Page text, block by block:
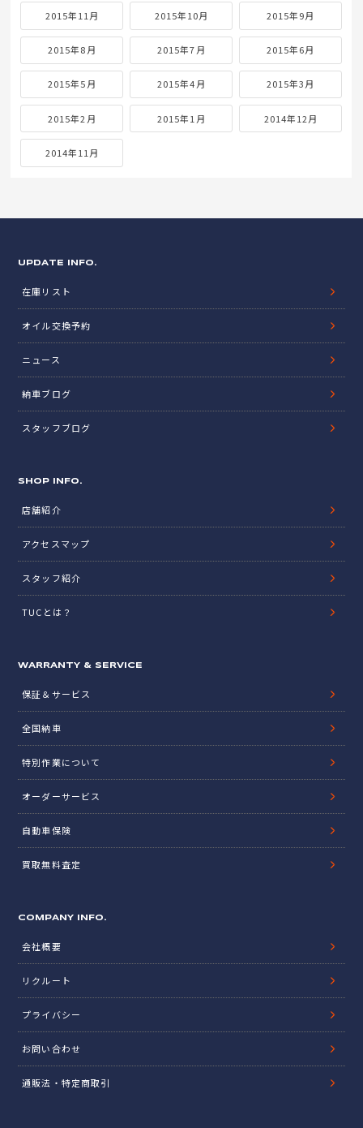
2015年11月 2015年10月 2015年9月
2015年8月 2015年7月 2015年6月
2015年5月 2015年4月 2015年3月
2015年2月 2015年1月 2014年12月
2014年11月
UPDATE INFO.
在庫リスト
オイル交換予約
ニュース
納車ブログ
スタッフブログ
SHOP INFO.
店舗紹介
アクセスマップ
スタッフ紹介
TUCとは？
WARRANTY & SERVICE
保証＆サービス
全国納車
特別作業について
オーダーサービス
自動車保険
買取無料査定
COMPANY INFO.
会社概要
リクルート
プライバシー
お問い合わせ
通販法・特定商取引